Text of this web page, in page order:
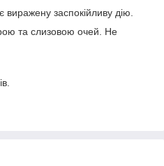
виражену заспокійливу дію.
та слизовою очей. Не